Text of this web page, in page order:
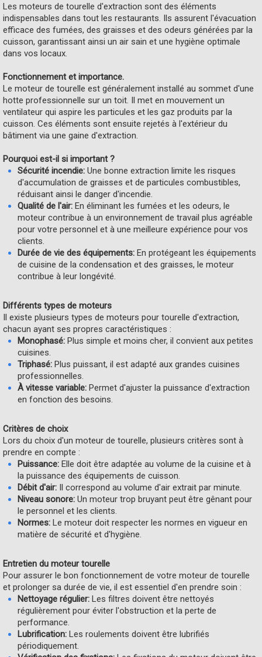
Les moteurs de tourelle d'extraction sont des éléments
indispensables dans tout les restaurants. Ils assurent l'évacuation
efficace des fumées, des graisses et des odeurs générées par la
cuisson, garantissant ainsi un air sain et une hygiène optimale
dans vos locaux.
Fonctionnement et importance.
Le moteur de tourelle est généralement installé au sommet d'une
hotte professionnelle sur un toit. Il met en mouvement un
ventilateur qui aspire les particules et les gaz produits par la
cuisson. Ces éléments sont ensuite rejetés à l'extérieur du
bâtiment via une gaine d'extraction.
Pourquoi est-il si important ?
Sécurité incendie: Une bonne extraction limite les risques
d'accumulation de graisses et de particules combustibles,
réduisant ainsi le danger d'incendie.
Qualité de l'air: En éliminant les fumées et les odeurs, le
moteur contribue à un environnement de travail plus agréable
pour votre personnel et à une meilleure expérience pour vos
clients.
Durée de vie des équipements: En protégeant les équipements
de cuisine de la condensation et des graisses, le moteur
contribue à leur longévité.
Différents types de moteurs
Il existe plusieurs types de moteurs pour tourelle d'extraction,
chacun ayant ses propres caractéristiques :
Monophasé: Plus simple et moins cher, il convient aux petites
cuisines.
Triphasé: Plus puissant, il est adapté aux grandes cuisines
professionnelles.
À vitesse variable: Permet d'ajuster la puissance d'extraction
en fonction des besoins.
Critères de choix
Lors du choix d'un moteur de tourelle, plusieurs critères sont à
prendre en compte :
Puissance: Elle doit être adaptée au volume de la cuisine et à
la puissance des équipements de cuisson.
Débit d'air: Il correspond au volume d'air extrait par minute.
Niveau sonore: Un moteur trop bruyant peut être gênant pour
le personnel et les clients.
Normes: Le moteur doit respecter les normes en vigueur en
matière de sécurité et d'hygiène.
Entretien du moteur tourelle
Pour assurer le bon fonctionnement de votre moteur de tourelle
et prolonger sa durée de vie, il est essentiel d'en prendre soin :
Nettoyage régulier: Les filtres doivent être nettoyés
régulièrement pour éviter l'obstruction et la perte de
performance.
Lubrification: Les roulements doivent être lubrifiés
périodiquement.